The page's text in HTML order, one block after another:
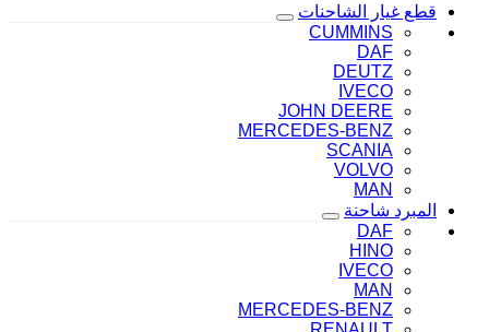
قطع غيار الشاحنات
CUMMINS
DAF
DEUTZ
IVECO
JOHN DEERE
MERCEDES-BENZ
SCANIA
VOLVO
MAN
المبرد شاحنة
DAF
HINO
IVECO
MAN
MERCEDES-BENZ